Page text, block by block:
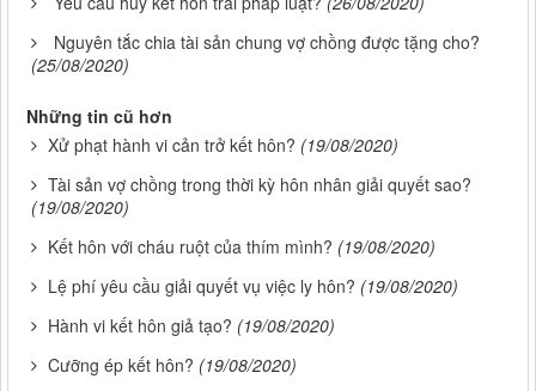
Nguyên tắc chia tài sản chung vợ chồng được tặng cho?
(25/08/2020)
Những tin cũ hơn
Xử phạt hành vi cản trở kết hôn? (19/08/2020)
Tài sản vợ chồng trong thời kỳ hôn nhân giải quyết sao?
(19/08/2020)
Kết hôn với cháu ruột của thím mình? (19/08/2020)
Lệ phí yêu cầu giải quyết vụ việc ly hôn? (19/08/2020)
Hành vi kết hôn giả tạo? (19/08/2020)
Cưỡng ép kết hôn? (19/08/2020)